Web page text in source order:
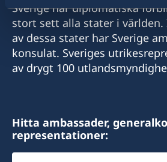
Sverige har diplomatiska
stort sett alla stater i
av dessa stater har Sverige
konsulat. Sveriges
av drygt 100
Hitta ambassader,
representationer: